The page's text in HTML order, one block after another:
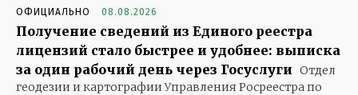
ОФИЦИАЛЬНО 08.08.2026
Получение сведений из Единого реестра
лицензий стало быстрее и удобнее: выписка
за один рабочий день через Госуслуги Отдел
геодезии и картографии Управления Росреестра по